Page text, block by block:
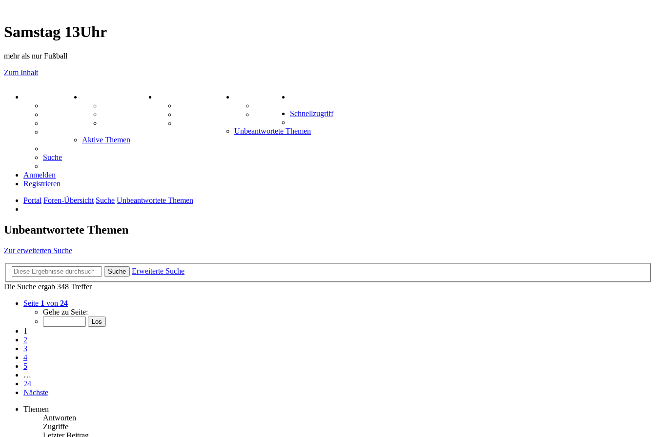
Samstag 13Uhr
mehr als nur Fußball
Zum Inhalt
Comunio
Schnellzugriff
Unbeantwortete Themen
Aktive Themen
Suche
Anmelden
Registrieren
Portal Foren-Übersicht Suche Unbeantwortete Themen
Unbeantwortete Themen
Zur erweiterten Suche
Suche
Erweiterte Suche
Die Suche ergab 348 Treffer
Seite 1 von 24
Gehe zu Seite:
1
2
3
4
5
…
24
Nächste
Themen
Antworten
Zugriffe